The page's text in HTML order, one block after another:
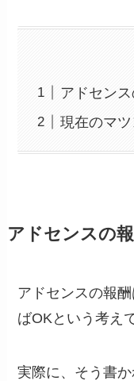
アドセン
現在のマ
アドセンスの
アドセンスの報
ばOKという考え
実際に、そう書